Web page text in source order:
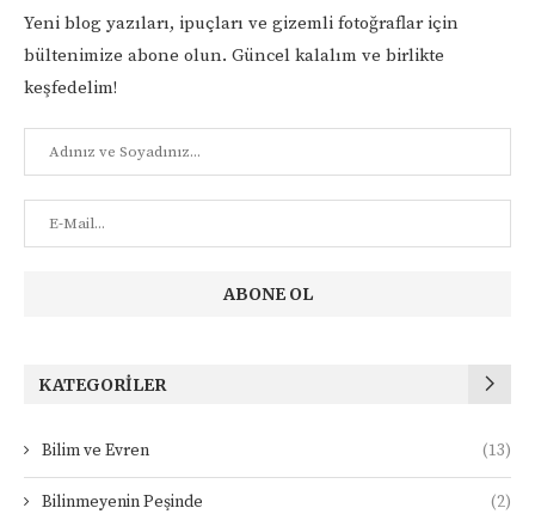
Yeni blog yazıları, ipuçları ve gizemli fotoğraflar için
bültenimize abone olun. Güncel kalalım ve birlikte
keşfedelim!
KATEGORILER
Bilim ve Evren (13)
Bilinmeyenin Peşinde (2)